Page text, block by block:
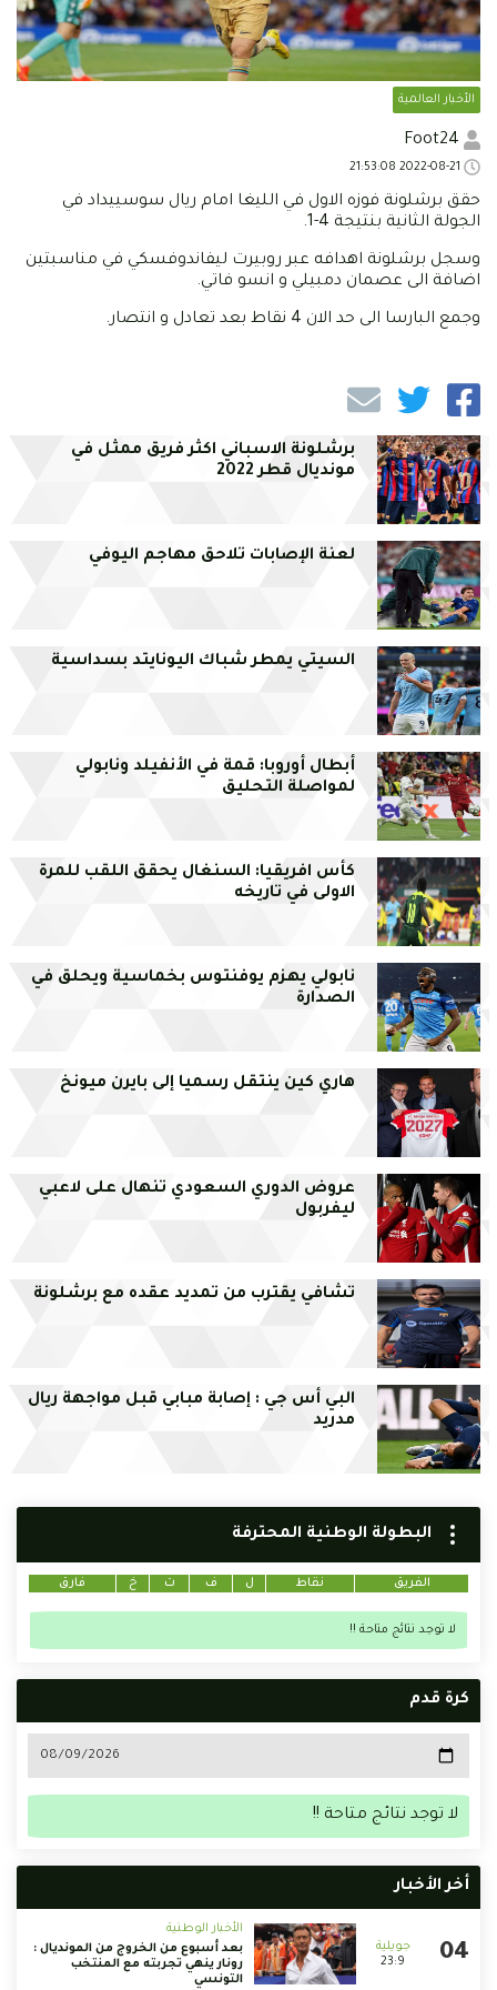
الأخبار العالمية
حقق برشلونة فوزه الاول في الليغا امام ريال سوسييداد في
الجولة الثانية بنتيجة 4-1.
وسجل برشلونة اهدافه عبر روبيرت ليفاندوفسكي في مناسبتين
اضافة الى عصمان دمبيلي و انسو فاتي.
وجمع البارسا الى حد الان 4 نقاط بعد تعادل و انتصار.
برشلونة الاسباني اكثر فريق ممثل في
مونديال قطر 2022
لعنة الإصابات تلاحق مهاجم اليوفي
السيتي يمطر شباك اليونايتد بسداسية
أبطال أوروبا: قمة في الأنفيلد ونابولي
لمواصلة التحليق
كأس افريقيا: السنغال يحقق اللقب للمرة
الاولى في تاريخه
نابولي يهزم يوفنتوس بخماسية ويحلق في
الصدارة
هاري كين ينتقل رسميا إلى بايرن ميونخ
عروض الدوري السعودي تنهال على لاعبي
ليفربول
تشافي يقترب من تمديد عقده مع برشلونة
البي أس جي : إصابة مبابي قبل مواجهة ريال
مدريد
البطولة الوطنية المحترفة
الفريق نقاط ل ف ت خ فارق
لا توجد نتائج متاحة !!
كرة قدم
لا توجد نتائج متاحة !!
أخر الأخبار
23:9
الأخبار الوطنية
بعد أسبوع من الخروج من المونديال :
رونار ينهي تجربته مع المنتخب
التونسي